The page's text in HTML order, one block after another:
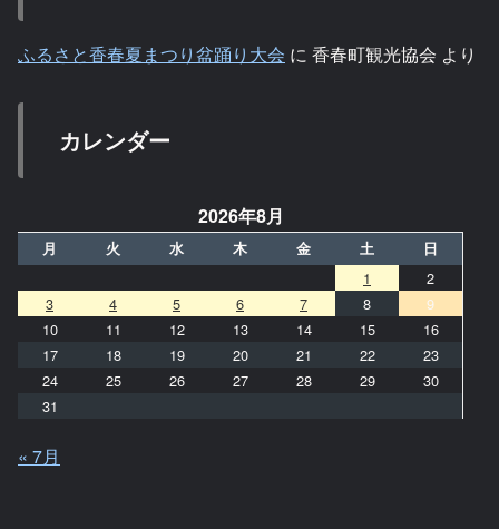
ふるさと香春夏まつり盆踊り大会 に 香春町観光協会 より
カレンダー
2026年8月
月 火 水 木 金 土 日
1
2
3
4 5 6 7 8
9
10
11 12 13 14 15
16
17
18 19 20 21 22
23
24
25 26 27 28 29
30
31
« 7月